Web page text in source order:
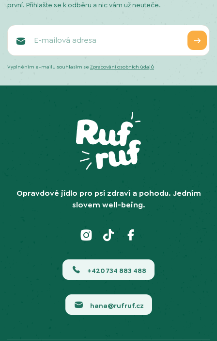
první. Přihlašte se k odběru a nic vám už neuteče.
Vyplněním e-mailu souhlasím se Zpracování osobních údajů
Opravdové jídlo pro psí zdraví a pohodu. Jedním
slovem well-being.
+420 734 883 488
hana@rufruf.cz